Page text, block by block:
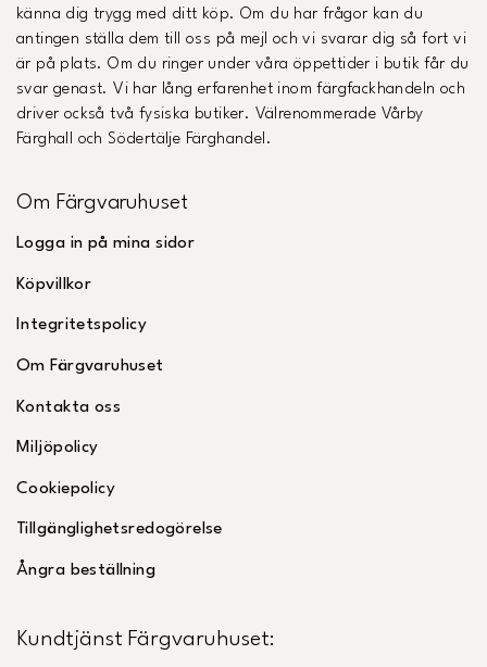
känna dig trygg med ditt köp. Om du har frågor kan du
antingen ställa dem till oss på mejl och vi svarar dig så fort vi
är på plats. Om du ringer under våra öppettider i butik får du
svar genast. Vi har lång erfarenhet inom färgfackhandeln och
driver också två fysiska butiker. Välrenommerade Vårby
Färghall och Södertälje Färghandel.
Om Färgvaruhuset
Logga in på mina sidor
Köpvillkor
Integritetspolicy
Om Färgvaruhuset
Kontakta oss
Miljöpolicy
Cookiepolicy
Tillgänglighetsredogörelse
Ångra beställning
Kundtjänst Färgvaruhuset: